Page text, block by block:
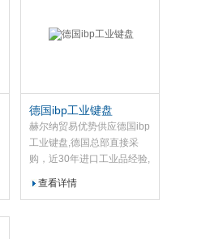
盘，其罗盘卡直径达180毫
高度。该包含方位测量装
置，其反射管可选择
CUTUBE或FIX
德国ibp工业键盘
赫尔纳贸易优势供应德国ibp
工业键盘,德国总部直接采
购，近30年进口工业品经验,
供一对一好的解决方案：货
查看详情